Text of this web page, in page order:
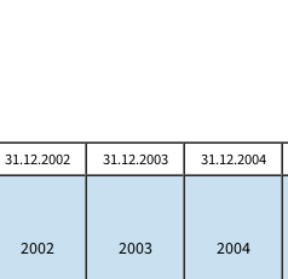
31.12.2002 31.12.2003 31.12.2004
2002 2003 2004